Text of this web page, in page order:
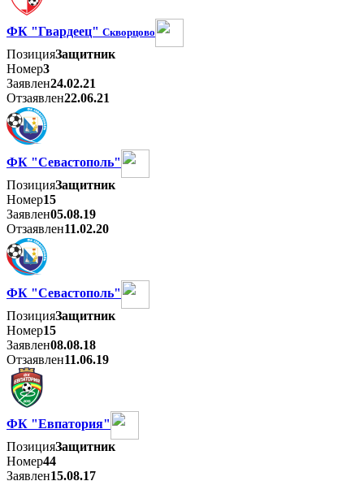
ФК "Гвардеец" Скворцово
ПозицияЗащитник
Номер3
Заявлен24.02.21
Отзаявлен22.06.21
ФК "Севастополь"
ПозицияЗащитник
Номер15
Заявлен05.08.19
Отзаявлен11.02.20
ФК "Севастополь"
ПозицияЗащитник
Номер15
Заявлен08.08.18
Отзаявлен11.06.19
ФК "Евпатория"
ПозицияЗащитник
Номер44
Заявлен15.08.17